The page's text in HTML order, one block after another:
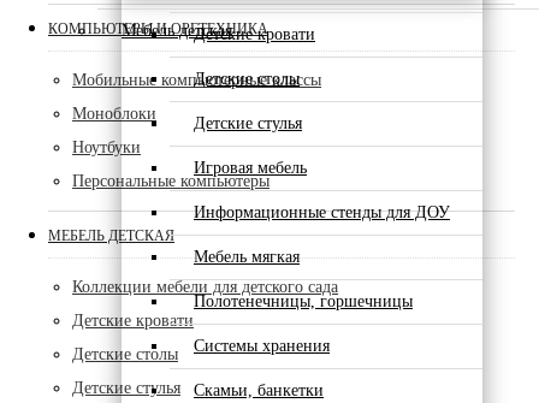
Мебель детскаяДетские кровати
Детские столы
Детские стулья
Игровая мебель
Информационные стенды для ДОУ
Мебель мягкая
Полотенечницы, горшечницы
Системы хранения
Скамьи, банкетки
КОМПЬЮТЕРЫ И ОРГТЕХНИКА
Мобильные компьютерные классы
Моноблоки
Ноутбуки
Персональные компьютеры
МЕБЕЛЬ ДЕТСКАЯ
Коллекции мебели для детского сада
Детские кровати
Детские столы
Детские стулья